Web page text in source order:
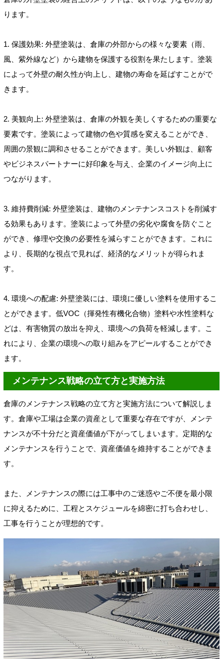
ります。
1. 保護効果: 外壁塗装は、倉庫の外部からの様々な要素（雨、
風、紫外線など）から建物を保護する役割を果たします。塗装
によって外壁の耐久性が向上し、建物の寿命を延ばすことがで
きます。
2. 美観向上: 外壁塗装は、倉庫の外観を美しくするための重要な
要素です。塗装によって建物の色や質感を変えることができ、
周囲の景観に調和させることができます。美しい外観は、顧客
やビジネスパートナーに好印象を与え、企業のイメージ向上に
つながります。
3. 維持費削減: 外壁塗装は、建物のメンテナンスコストを削減す
る効果もあります。塗装によって外壁の劣化や腐食を防ぐこと
ができ、修理や交換の必要性を減らすことができます。これに
より、長期的な視点で見れば、経済的なメリットが得られま
す。
4. 環境への配慮: 外壁塗装には、環境に優しい塗料を使用するこ
とができます。低VOC（揮発性有機化合物）塗料や水性塗料な
どは、有害物質の放出を抑え、環境への負荷を軽減します。こ
れにより、企業の環境への取り組みをアピールすることができ
ます。
メンテナンス戦略の立て方と実施方法
倉庫のメンテナンス戦略の立て方と実施方法について解説しま
す。倉庫や工場は企業の資産として重要な存在ですが、メンテ
ナンスが不十分だと資産価値が下がってしまいます。定期的な
メンテナンスを行うことで、資産価値を維持することができま
す。
また、メンテナンスの際には工事中のご迷惑やご不便を最小限
に抑えるために、工程とスケジュールを綿密に打ち合わせし、
工事を行うことが理想的です。